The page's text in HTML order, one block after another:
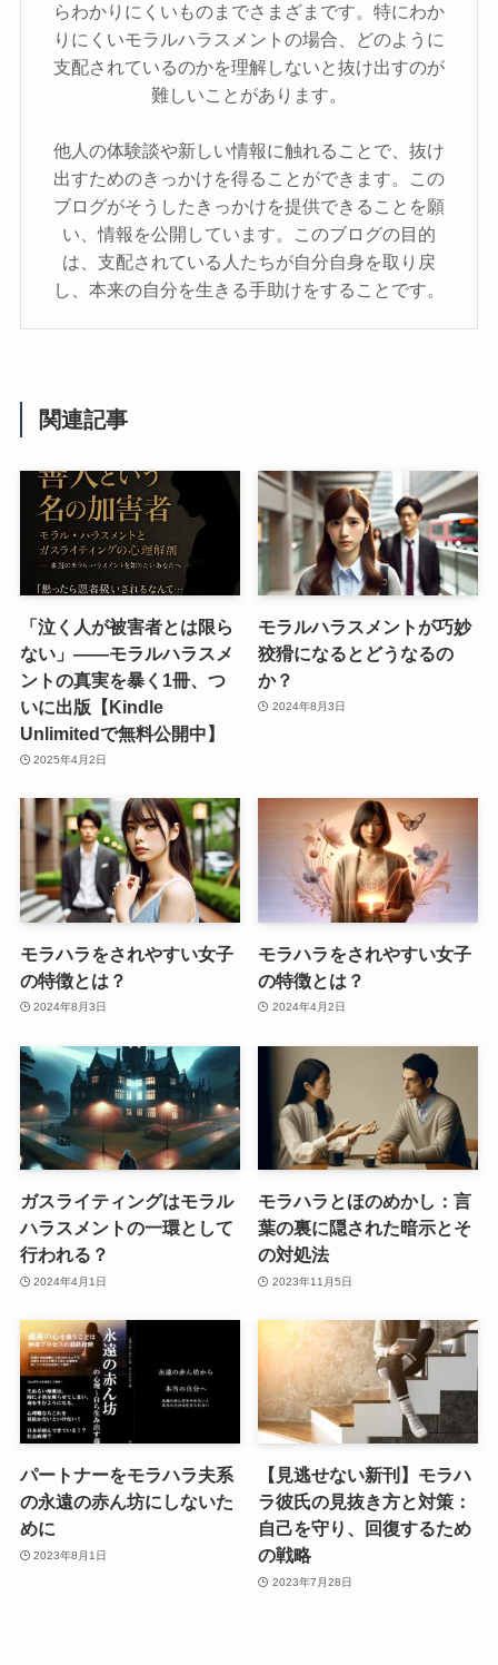
らわかりにくいものまでさまざまです。特にわか
りにくいモラルハラスメントの場合、どのように
支配されているのかを理解しないと抜け出すのが
難しいことがあります。
他人の体験談や新しい情報に触れることで、抜け
出すためのきっかけを得ることができます。この
ブログがそうしたきっかけを提供できることを願
い、情報を公開しています。このブログの目的
は、支配されている人たちが自分自身を取り戻
し、本来の自分を生きる手助けをすることです。
関連記事
「泣く人が被害者とは限ら
ない」――モラルハラスメ
ントの真実を暴く1冊、つ
いに出版【Kindle
Unlimitedで無料公開中】
2025年4月2日
モラルハラスメントが巧妙
狡猾になるとどうなるの
か？
2024年8月3日
モラハラをされやすい女子
の特徴とは？
2024年8月3日
モラハラをされやすい女子
の特徴とは？
2024年4月2日
ガスライティングはモラル
ハラスメントの一環として
行われる？
2024年4月1日
モラハラとほのめかし：言
葉の裏に隠された暗示とそ
の対処法
2023年11月5日
パートナーをモラハラ夫系
の永遠の赤ん坊にしないた
めに
2023年8月1日
【見逃せない新刊】モラハ
ラ彼氏の見抜き方と対策：
自己を守り、回復するため
の戦略
2023年7月28日